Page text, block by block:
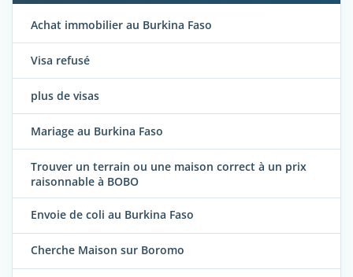
Achat immobilier au Burkina Faso
Visa refusé
plus de visas
Mariage au Burkina Faso
Trouver un terrain ou une maison correct à un prix
raisonnable à BOBO
Envoie de coli au Burkina Faso
Cherche Maison sur Boromo